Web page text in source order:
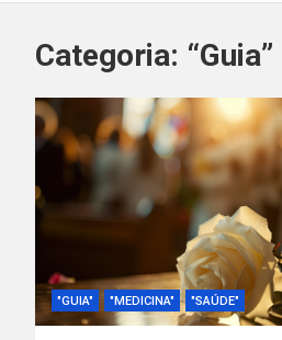
Categoria: “Guia”
"GUIA" "MEDICINA" "SAÚDE"